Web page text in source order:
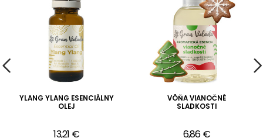
YLANG YLANG ESENCIÁLNY
OLEJ
13,21 €
VÔŇA VIANOČNÉ
SLADKOSTI
6,86 €